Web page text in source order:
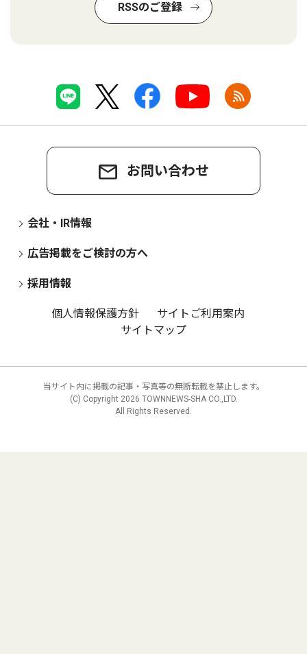
RSSのご登録
お問い合わせ
会社・IR情報
広告掲載をご検討の方へ
採用情報
個人情報保護方針
サイトご利用案内
サイトマップ
当サイト内に掲載の記事・写真等の無断転載を禁止します。
(C) Copyright 2026 TOWNNEWS-SHA CO.,LTD.
All Rights Reserved.